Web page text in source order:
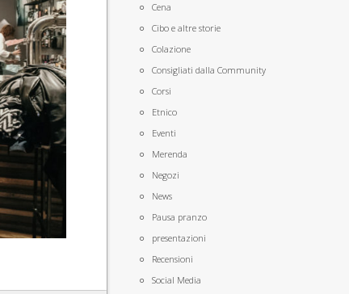
Cena
Cibo e altre storie
Colazione
Consigliati dalla Community
Corsi
Etnico
Eventi
Merenda
Negozi
News
Pausa pranzo
presentazioni
Recensioni
Social Media